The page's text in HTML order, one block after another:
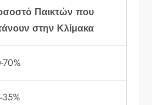
Παικτών που
στην Κλίμακα
70%
35%